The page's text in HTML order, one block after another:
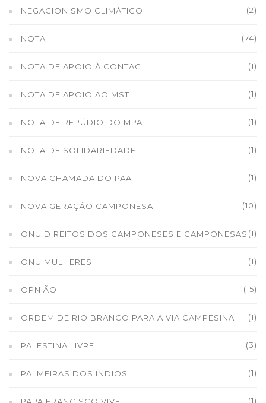
NEGACIONISMO CLIMÁTICO (2)
NOTA (74)
NOTA DE APOIO À CONTAG (1)
NOTA DE APOIO AO MST (1)
NOTA DE REPÚDIO DO MPA (1)
NOTA DE SOLIDARIEDADE (1)
NOVA CHAMADA DO PAA (1)
NOVA GERAÇÃO CAMPONESA (10)
ONU DIREITOS DOS CAMPONESES E CAMPONESAS (1)
ONU MULHERES (1)
OPNIÃO (15)
ORDEM DE RIO BRANCO PARA A VIA CAMPESINA (1)
PALESTINA LIVRE (3)
PALMEIRAS DOS ÍNDIOS (1)
(1)